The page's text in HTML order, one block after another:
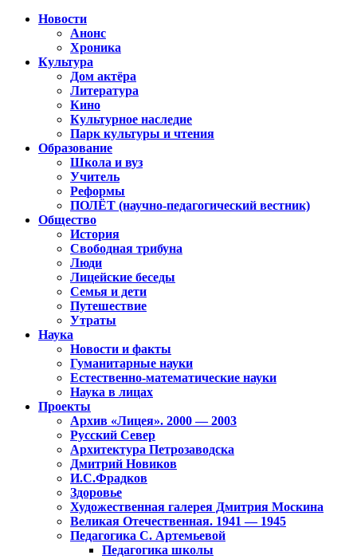
Новости
Анонс
Хроника
Культура
Дом актёра
Литература
Кино
Культурное наследие
Парк культуры и чтения
Образование
Школа и вуз
Учитель
Реформы
ПОЛЁТ (научно-педагогический вестник)
Общество
История
Свободная трибуна
Люди
Лицейские беседы
Семья и дети
Путешествие
Утраты
Наука
Новости и факты
Гуманитарные науки
Естественно-математические науки
Наука в лицах
Проекты
Архив «Лицея». 2000 — 2003
Русский Север
Архитектура Петрозаводска
Дмитрий Новиков
И.С.Фрадков
Здоровье
Художественная галерея Дмитрия Москина
Великая Отечественная. 1941 — 1945
Педагогика С. Артемьевой
Педагогика школы